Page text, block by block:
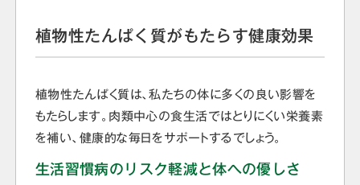
植物性たんぱく質がもたらす健康効果
植物性たんぱく質は、私たちの体に多くの良い影響を
もたらします。肉類中心の食生活ではとりにくい栄養素
を補い、健康的な毎日をサポートするでしょう。
生活習慣病のリスク軽減と体への優しさ